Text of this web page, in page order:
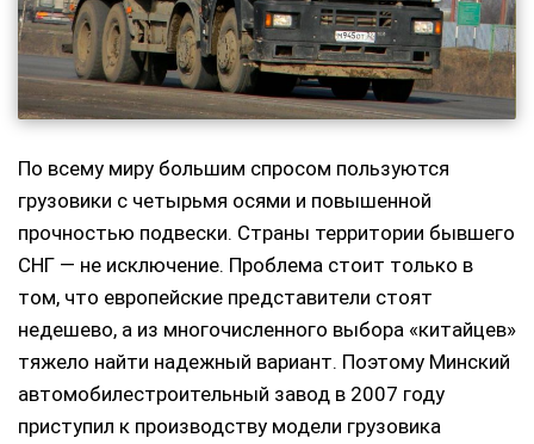
По всему миру большим спросом пользуются
грузовики с четырьмя осями и повышенной
прочностью подвески. Страны территории бывшего
СНГ — не исключение. Проблема стоит только в
том, что европейские представители стоят
недешево, а из многочисленного выбора «китайцев»
тяжело найти надежный вариант. Поэтому Минский
автомобилестроительный завод в 2007 году
приступил к производству модели грузовика